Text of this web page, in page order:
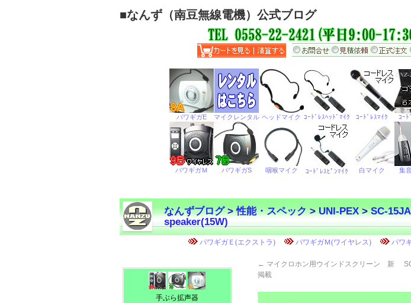
■なんず（南豆無線電機）公式ブログ
なんずブログ>性能・スペック>UNI-PEX>SC-
speaker(15W)
← マイクロホン用ウインドスクリーン 新
掲載
手ぶら拡声器